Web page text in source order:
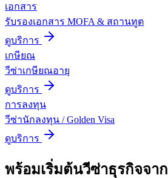
เอกสาร
รับรองเอกสาร MOFA & สถานทูต
ดูบริการ
เกษียณ
วีซ่าเกษียณอายุ
ดูบริการ
การลงทุน
วีซ่านักลงทุน / Golden Visa
ดูบริการ
พร้อมเริ่มต้นวีซ่าธุรกิจจาก